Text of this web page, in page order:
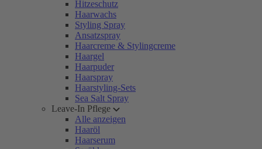
Hitzeschutz
Haarwachs
Styling Spray
Ansatzspray
Haarcreme & Stylingcreme
Haargel
Haarpuder
Haarspray
Haarstyling-Sets
Sea Salt Spray
Leave-In Pflege
Alle anzeigen
Haaröl
Haarserum